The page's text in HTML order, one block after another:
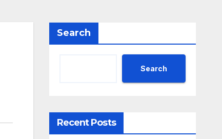
Search
Search
Recent Posts